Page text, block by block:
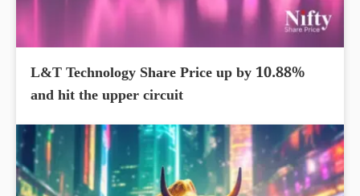
L&T Technology Share Price up by 10.88%
and hit the upper circuit